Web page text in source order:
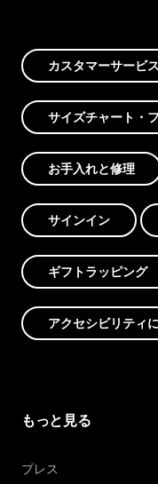
カスタマーサービス
サイズチャート・
お手入れと修理
サインイン
ギフトラッピング
アクセシビリティ
もっと見る
プレス